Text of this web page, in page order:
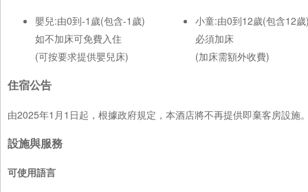
嬰兒:由0到-1歲(包含-1歲)
如不加床可免費入住
(可按要求提供嬰兒床)
小童:由0到12歲(包含12
必須加床
(加床需額外收費)
住宿公告
由2025年1月1日起，根據政府規定，本酒店將不再提供即棄客房設
設施與服務
可使用語言